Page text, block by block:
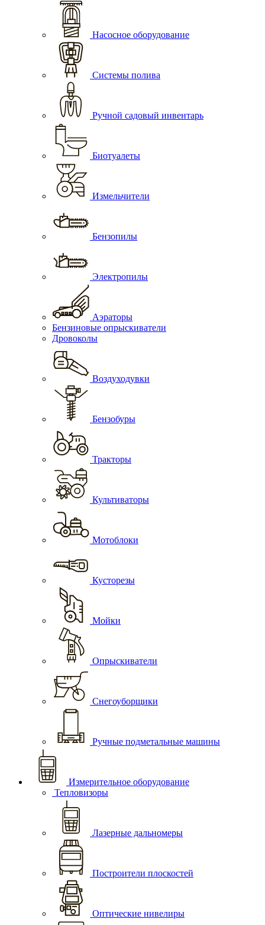
Насосное оборудование
Системы полива
Ручной садовый инвентарь
Биотуалеты
Измельчители
Бензопилы
Электропилы
Аэраторы
Бензиновые опрыскиватели
Дровоколы
Воздуходувки
Бензобуры
Тракторы
Культиваторы
Мотоблоки
Кусторезы
Мойки
Опрыскиватели
Снегоуборщики
Ручные подметальные машины
Измерительное оборудование
Тепловизоры
Лазерные дальномеры
Построители плоскостей
Оптические нивелиры